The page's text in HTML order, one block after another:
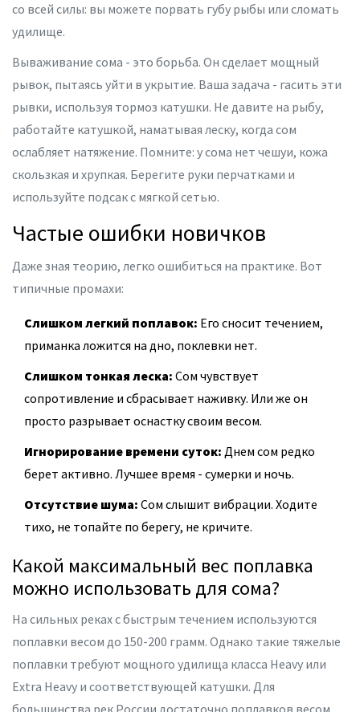
со всей силы: вы можете порвать губу рыбы или сломать
удилище.
Вываживание сома - это борьба. Он сделает мощный
рывок, пытаясь уйти в укрытие. Ваша задача - гасить эти
рывки, используя тормоз катушки. Не давите на рыбу,
работайте катушкой, наматывая леску, когда сом
ослабляет натяжение. Помните: у сома нет чешуи, кожа
скользкая и хрупкая. Берегите руки перчатками и
используйте подсак с мягкой сетью.
Частые ошибки новичков
Даже зная теорию, легко ошибиться на практике. Вот
типичные промахи:
Слишком легкий поплавок: Его сносит течением,
приманка ложится на дно, поклевки нет.
Слишком тонкая леска: Сом чувствует
сопротивление и сбрасывает наживку. Или же он
просто разрывает оснастку своим весом.
Игнорирование времени суток: Днем сом редко
берет активно. Лучшее время - сумерки и ночь.
Отсутствие шума: Сом слышит вибрации. Ходите
тихо, не топайте по берегу, не кричите.
Какой максимальный вес поплавка
можно использовать для сома?
На сильных реках с быстрым течением используются
поплавки весом до 150-200 грамм. Однако такие тяжелые
поплавки требуют мощного удилища класса Heavy или
Extra Heavy и соответствующей катушки. Для